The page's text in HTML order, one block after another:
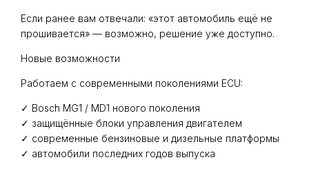
Если ранее вам отвечали: «этот автомобиль ещё не
прошивается» — возможно, решение уже доступно.
Новые возможности
Работаем с современными поколениями ECU:
✓ Bosch MG1 / MD1 нового поколения
✓ защищённые блоки управления двигателем
✓ современные бензиновые и дизельные платформы
✓ автомобили последних годов выпуска